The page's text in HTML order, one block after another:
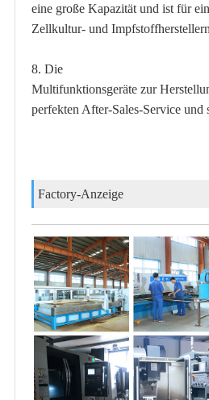
eine große Kapazität und ist für
Zellkultur- und
8. Die
Multifunktionsgeräte zur
perfekten After-Sales-Service und
Factory-Anzeige